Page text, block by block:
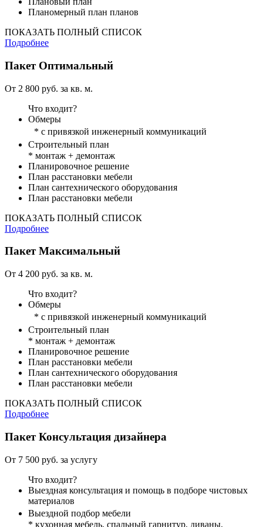
Планомерный план планов
ПОКАЗАТЬ ПОЛНЫЙ СПИСОК
Подробнее
ПакетОптимальный
От 2 800 руб. за кв. м.
Что входит?
Обмеры
* с привязкой инженерный коммуникаций
Строительный план
* монтаж + демонтаж
Планировочное решение
План расстановки мебели
План сантехнического оборудования
План расстановки мебели
ПОКАЗАТЬ ПОЛНЫЙ СПИСОК
Подробнее
ПакетМаксимальный
От 4 200 руб. за кв. м.
Что входит?
Обмеры
* с привязкой инженерный коммуникаций
Строительный план
* монтаж + демонтаж
Планировочное решение
План расстановки мебели
План сантехнического оборудования
План расстановки мебели
ПОКАЗАТЬ ПОЛНЫЙ СПИСОК
Подробнее
ПакетКонсультация дизайнера
От 7 500 руб. за услугу
Что входит?
Выездная консультация и помощь в подборе чистовых
материалов
Выездной подбор мебели
* кухонная мебель, спальный гарнитур, диваны,